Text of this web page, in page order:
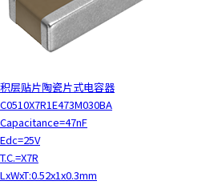
积层贴片陶瓷片式电容器
C0510X7R1E473M030BA
Capacitance=47nF
Edc=25V
T.C.=X7R
LxWxT:0.52x1x0.3mm